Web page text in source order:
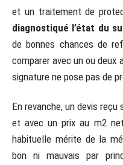
et un traitement de
diagnostiqué l’état du
de bonnes chances de
comparer avec un ou deux
signature ne pose pas de
En revanche, un devis
et avec un prix au m2
habituelle mérite de la
bon ni mauvais par